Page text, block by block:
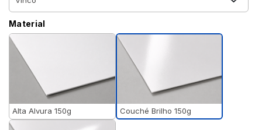
Material
Alta Alvura 150g Couché Brilho 150g